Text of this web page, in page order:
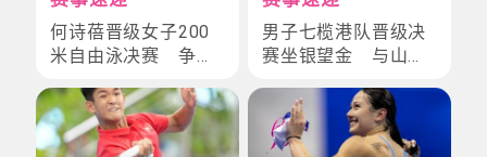
何诗蓓晋级女子200
米自由泳决赛 争夺
男子七榄港队晋级决
赛坐银望金 与山东